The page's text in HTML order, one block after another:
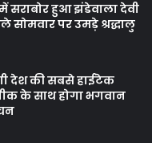
सराबोर हुआ झंडेवाला देवी
सोमवार पर उमड़े श्रद्धालु
देश की सबसे हाईटेक
के साथ होगा भगवान